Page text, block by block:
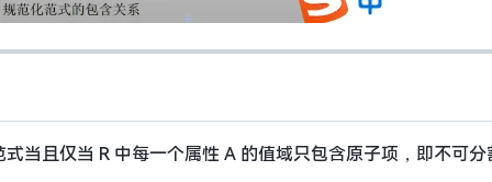
当且仅当 R 中每一个属性 A 的值域只包含原子项，即不可分